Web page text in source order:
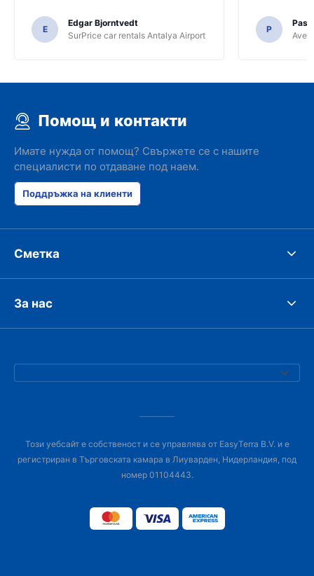
E
Edgar Bjorntvedt
SurPrice car rentals Antalya Airport
P
Avec
Помощ и контакти
Имате нужда от помощ? Свържете се с нашите
специалисти по отдаване под наем.
Поддръжка на клиенти
Сметка
За нас
Този уебсайт е собственост и се управлява от EasyTerra B.V. и е
регистриран в Търговската камара в Лиуварден, Нидерландия, под
номер 01104443.